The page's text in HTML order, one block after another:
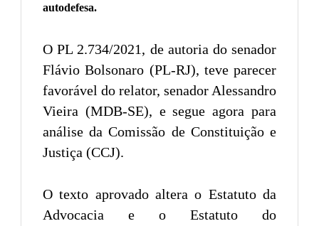
autodefesa.
O PL 2.734/2021, de autoria do senador
Flávio Bolsonaro (PL-RJ), teve parecer
favorável do relator, senador Alessandro
Vieira (MDB-SE), e segue agora para
análise da Comissão de Constituição e
Justiça (CCJ).
O texto aprovado altera o Estatuto da
Advocacia e o Estatuto do